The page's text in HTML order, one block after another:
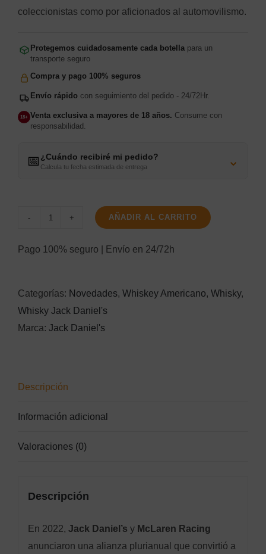
coleccionistas como por aficionados al automovilismo.
Protegemos cuidadosamente cada botella para un
transporte seguro
Compra y pago 100% seguros
Envío rápido con seguimiento del pedido - 24/72Hr.
18+ Venta exclusiva a mayores de 18 años. Consume con
responsabilidad.
📅 ¿Cuándo recibiré mi pedido?
Calcula tu fecha estimada de entrega ⌄
2023
cantidad
AÑADIR AL CARRITO
Pago 100% seguro | Envío en 24/72h
Categorías: Novedades, Whiskey Americano, Whisky,
Whisky Jack Daniel's
Marca: Jack Daniel's
Descripción
Información adicional
Valoraciones (0)
Descripción
En 2022, Jack Daniel’s y McLaren Racing
anunciaron una alianza plurianual que convirtió a